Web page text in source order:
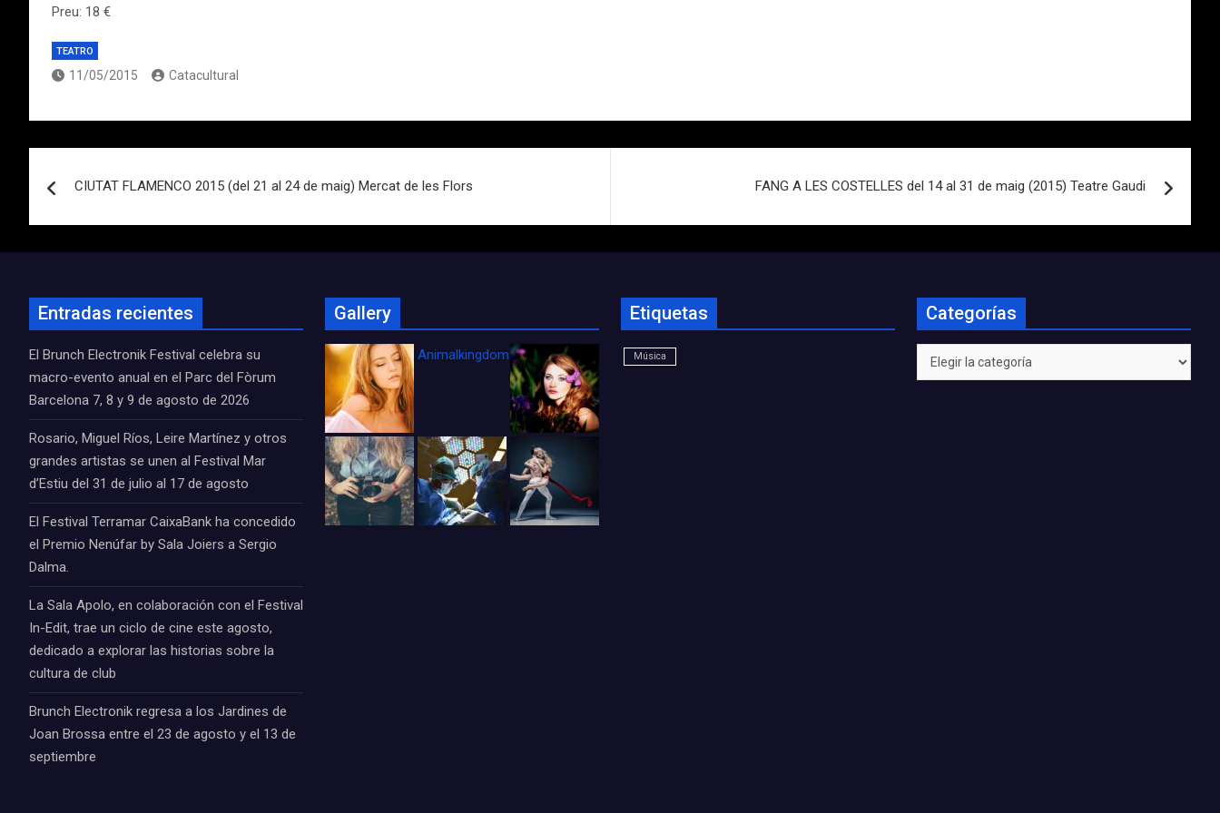
Preu: 18 €
TEATRO
11/05/2015 Catacultural
de
CIUTAT FLAMENCO 2015 (del 21 al 24 de maig) Mercat de les Flors FANG A LES COSTELLES del 14 al 31 de maig (2015) Teatre Gaudi
Entradas recientes
El Brunch Electronik Festival celebra su
macro-evento anual en el Parc del Fòrum
Barcelona 7, 8 y 9 de agosto de 2026
Rosario, Miguel Ríos, Leire Martínez y otros
grandes artistas se unen al Festival Mar
d’Estiu del 31 de julio al 17 de agosto
El Festival Terramar CaixaBank ha concedido
el Premio Nenúfar by Sala Joiers a Sergio
Dalma.
La Sala Apolo, en colaboración con el Festival
In-Edit, trae un ciclo de cine este agosto,
dedicado a explorar las historias sobre la
cultura de club
Brunch Electronik regresa a los Jardines de
Joan Brossa entre el 23 de agosto y el 13 de
septiembre
Gallery
Animalkingdom_FichaCine
Etiquetas
Música
Categorías
Categorías